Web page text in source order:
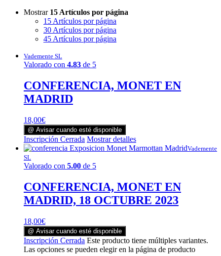
Mostrar 15 Artículos por página
15 Artículos por página
30 Artículos por página
45 Artículos por página
Vademente SL
Valorado con 4.83 de 5
CONFERENCIA, MONET EN
MADRID
18,00€
@ Avisar cuando esté disponible
Inscripción Cerrada Mostrar detalles
Vademente
SL
Valorado con 5.00 de 5
CONFERENCIA, MONET EN
MADRID, 18 OCTUBRE 2023
18,00€
@ Avisar cuando esté disponible
Inscripción Cerrada Este producto tiene múltiples variantes.
Las opciones se pueden elegir en la página de producto